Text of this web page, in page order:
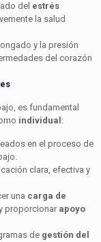
del estrés
la salud
y la presión
del corazón
es fundamental
individual :
en el proceso de
clara, efectiva y
una carga de
proporcionarapoyo
de gestión del